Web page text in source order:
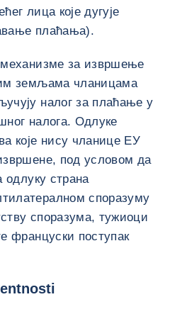
лица које дугује
плаћања).
механизме за извршење
земљама чланицама
налог за плаћање у
налога. Одлуке
које нису чланице ЕУ
под условом да
одлуку страна
споразуму
споразума, тужиоци
француски поступак